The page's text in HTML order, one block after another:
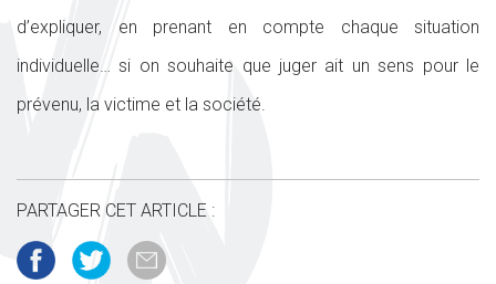
d’expliquer, en prenant en compte chaque situation
individuelle… si on souhaite que juger ait un sens pour le
prévenu, la victime et la société.
PARTAGER CET ARTICLE :